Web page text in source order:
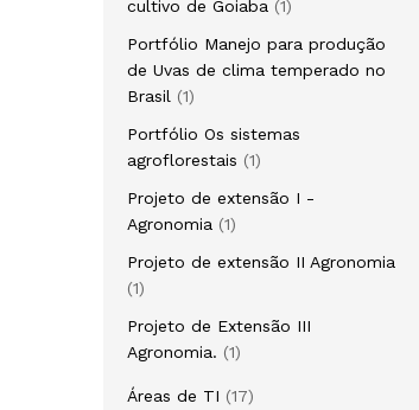
cultivo de Goiaba
11
Portfólio Manejo para produção
de Uvas de clima temperado no
Brasil
11
Portfólio Os sistemas
agroflorestais
11
Projeto de extensão I -
Agronomia
11
Projeto de extensão II Agronomia
11
Projeto de Extensão III
Agronomia.
11
Áreas de TI
1717